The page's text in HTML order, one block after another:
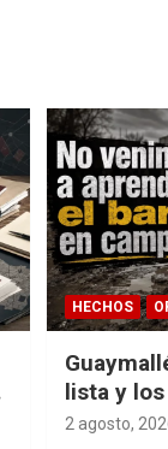
HECHOS
lista y
barro
2 agosto,